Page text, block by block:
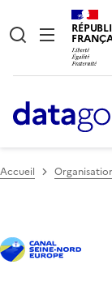
Accueil